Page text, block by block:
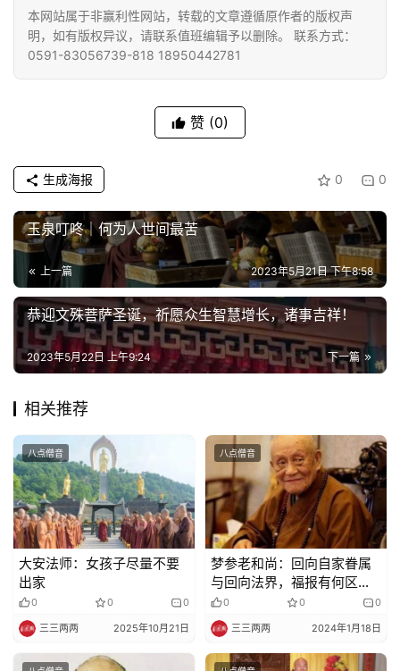
佛
教
人
物
巡
礼
视
频
纪
教
艺
术
政
策
法
规
责
声
本网站属于非赢利性网站，转载的文章遵循原作者的版权声
明，如有版权异议，请联系值班编辑予以删除。 联系方式：
0591-83056739-818 18950442781
赞 (0)
0 0
生成海报
玉泉叮咚｜何为人世间最苦
上一篇 2023年5月21日 下午8:58
恭迎文殊菩萨圣诞，祈愿众生智慧增长，诸事吉祥！
下一篇
2023年5月22日 上午9:24
相关推荐
八点僧音
大安法师：女孩子尽量不要
出家
0 0 0
三三两两 2025年10月21日
八点僧音
梦参老和尚：回向自家眷属
与回向法界，福报有何区
别？
0 0 0
三三两两 2024年1月18日